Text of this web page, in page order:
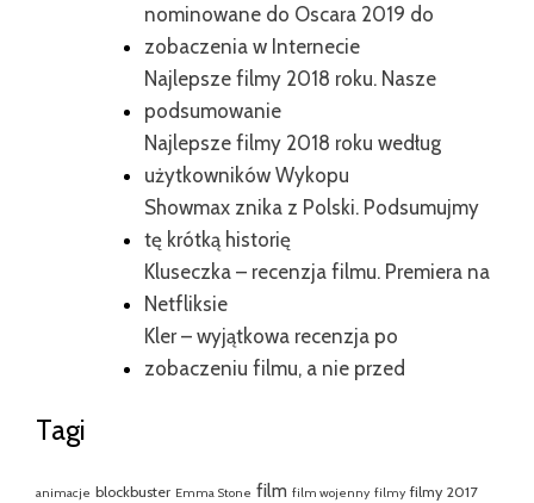
nominowane do Oscara 2019 do
zobaczenia w Internecie
Najlepsze filmy 2018 roku. Nasze
podsumowanie
Najlepsze filmy 2018 roku według
użytkowników Wykopu
Showmax znika z Polski. Podsumujmy
tę krótką historię
Kluseczka – recenzja filmu. Premiera na
Netfliksie
Kler – wyjątkowa recenzja po
zobaczeniu filmu, a nie przed
Tagi
animacje blockbuster Emma Stone film film wojenny filmy filmy 2017